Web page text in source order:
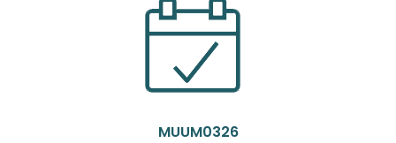
MUUM0326